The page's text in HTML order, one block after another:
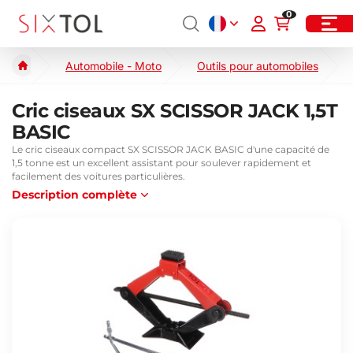
0
Automobile - Moto Outils pour automobiles
Cric ciseaux SX SCISSOR JACK 1,5T
BASIC
Le cric ciseaux compact SX SCISSOR JACK BASIC d'une capacité de
1,5 tonne est un excellent assistant pour soulever rapidement et
facilement des voitures particulières.
Description complète